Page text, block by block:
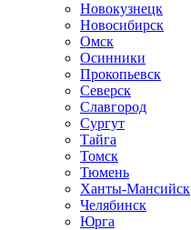
Новокузнецк
Новосибирск
Омск
Осинники
Прокопьевск
Северск
Славгород
Сургут
Тайга
Томск
Тюмень
Ханты-Мансийск
Челябинск
Юрга